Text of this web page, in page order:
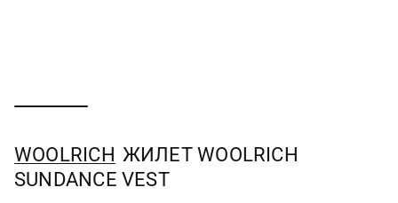
WOOLRICH ЖИЛЕТ WOOLRICH
SUNDANCE VEST